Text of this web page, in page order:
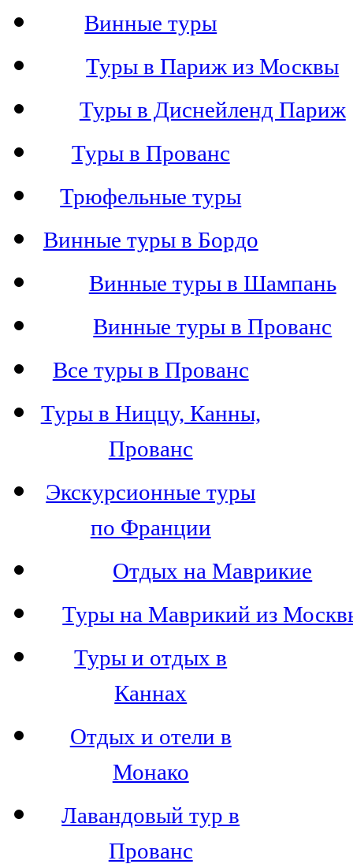
Винные туры
Туры в Париж из Москвы
Туры в Диснейленд Париж
Туры в Прованс
Трюфельные туры
Винные туры в Бордо
Винные туры в Шампань
Винные туры в Прованс
Все туры в Прованс
Туры в Ниццу, Канны,
Прованс
Экскурсионные туры
по Франции
Отдых на Маврикие
Туры на Маврикий из
Туры и отдых в
Каннах
Отдых и отели в
Монако
Лавандовый тур в
Прованс